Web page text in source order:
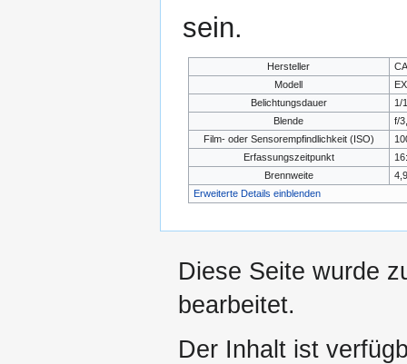
sein.
Hersteller
Modell
Belichtungsdauer
1/
Blende
f/
Film- oder Sensorempfindlichkeit (ISO)
Erfassungszeitpunkt
Brennweite
Erweiterte Details einblenden
Diese Seite wurde
bearbeitet.
Der Inhalt ist